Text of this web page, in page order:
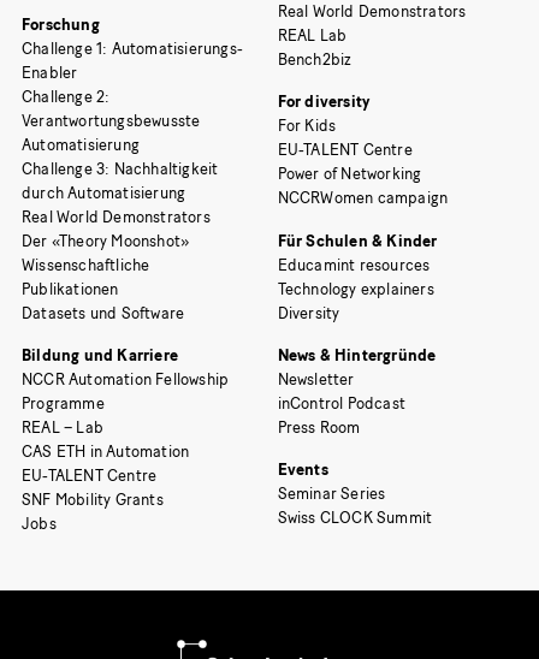
Forschung
Challenge 1: Automatisierungs-
Enabler
Challenge 2:
Verantwortungsbewusste
Automatisierung
Challenge 3: Nachhaltigkeit
durch Automatisierung
Real World Demonstrators
Der «Theory Moonshot»
Wissenschaftliche
Publikationen
Datasets und Software
Bildung und Karriere
NCCR Automation Fellowship
Programme
REAL – Lab
CAS ETH in Automation
EU-TALENT Centre
SNF Mobility Grants
Jobs
Real World Demonstrators
REAL Lab
Bench2biz
For diversity
For Kids
EU-TALENT Centre
Power of Networking
NCCRWomen campaign
Für Schulen & Kinder
Educamint resources
Technology explainers
Diversity
News & Hintergründe
Newsletter
inControl Podcast
Press Room
Events
Seminar Series
Swiss CLOCK Summit